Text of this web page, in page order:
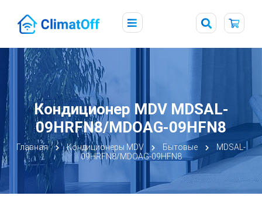
Кондиционер MDV MDSAL-
09HRFN8/MDOAG-09HFN8
Главная Кондиционеры MDV Бытовые
MDSAL-
09HRFN8/MDOAG-09HFN8